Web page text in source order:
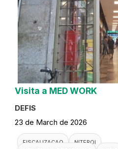
Visita a MED WORK
DEFIS
23 de March de 2026
FISCALIZACAO
NITEROI